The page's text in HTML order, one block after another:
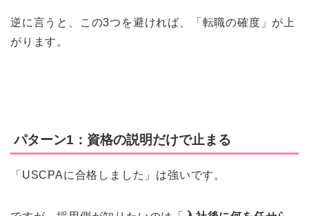
逆に言うと、この3つを避ければ、「転職の確度」が上
がります。
パターン1：資格の説明だけで止まる
「USCPAに合格しました」は強いです。